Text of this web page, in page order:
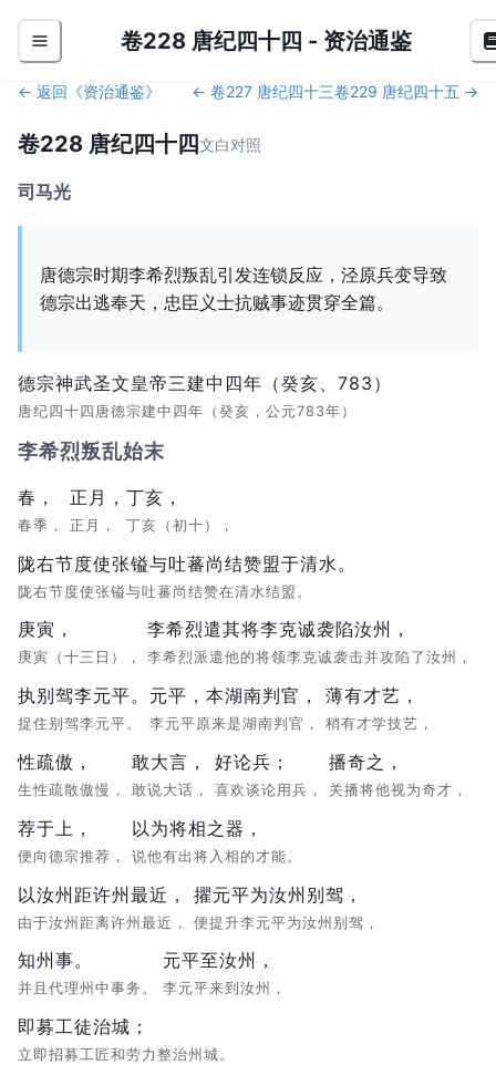
卷228 唐纪四十四 - 资治通鉴
← 返回《资治通鉴》 ← 卷227 唐纪四十三卷229 唐纪四十五 →
卷228 唐纪四十四文白对照
司马光
唐德宗时期李希烈叛乱引发连锁反应，泾原兵变导致
德宗出逃奉天，忠臣义士抗贼事迹贯穿全篇。
德宗神武圣文皇帝三建中四年（癸亥、783）
唐纪四十四唐德宗建中四年（癸亥，公元783年）
李希烈叛乱始末
春，
春季，
正月，
正月，
丁亥，
丁亥（初十），
陇右节度使张镒与吐蕃尚结赞盟于清水。
陇右节度使张镒与吐蕃尚结赞在清水结盟。
庚寅，
庚寅（十三日），
李希烈遣其将李克诚袭陷汝州，
李希烈派遣他的将领李克诚袭击并攻陷了汝州，
执别驾李元平。
捉住别驾李元平。
元平，本湖南判官，
李元平原来是湖南判官，
薄有才艺，
稍有才学技艺，
性疏傲，
生性疏散傲慢，
敢大言，
敢说大话，
好论兵；
喜欢谈论用兵，
播奇之，
关播将他视为奇才，
荐于上，
便向德宗推荐，
以为将相之器，
说他有出将入相的才能。
以汝州距许州最近，
由于汝州距离许州最近，
擢元平为汝州别驾，
便提升李元平为汝州别驾，
知州事。
并且代理州中事务。
元平至汝州，
李元平来到汝州，
即募工徒治城；
立即招募工匠和劳力整治州城。